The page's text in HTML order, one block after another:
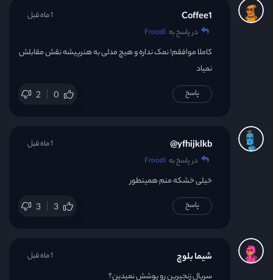
Coffee1
در پاسخ به Froodi
کاملا موافقم! نمک نداره و هیچ مدلی به هنرپیشه نقش مقابلش
نمیاد
2 0
1 ماه قبل
پاسخ
yfhijklkb@
در پاسخ به Froodi
خیلی خشکه منم همینطور
3 3
1 ماه قبل
پاسخ
شیما بلوچ
سریال زنجیرین رو پوشش نمیدین؟
1 ماه قبل